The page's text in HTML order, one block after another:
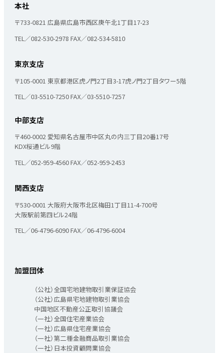
本社
〒733-0821 広島県広島市西区庚午北1丁目17-23
TEL／082-530-2978 FAX／082-534-5810
東京支店
〒105-0001 東京都港区虎ノ門2丁目3-17虎ノ門2丁目タワー5階
TEL／03-5510-7250FAX／03-5510-7257
中部支店
〒460-0002 愛知県名古屋市中区丸の内三丁目20番17号
KDX桜通ビル9階
TEL／052-959-4560FAX／052-959-2453
関西支店
〒530-0001 大阪府大阪市北区梅田1丁目11-4-700号
大阪駅前第四ビル24階
TEL／06-4796-6090FAX／06-4796-6004
加盟団体
（公社）全国宅地建物取引業保証協会
（公社）広島県宅地建物取引業協会
中国地区不動産公正取引協議会
（一社）全国住宅産業協会
（一社）広島県住宅産業協会
（一社）第二種金融商品取引業協会
（一社）日本投資顧問業協会